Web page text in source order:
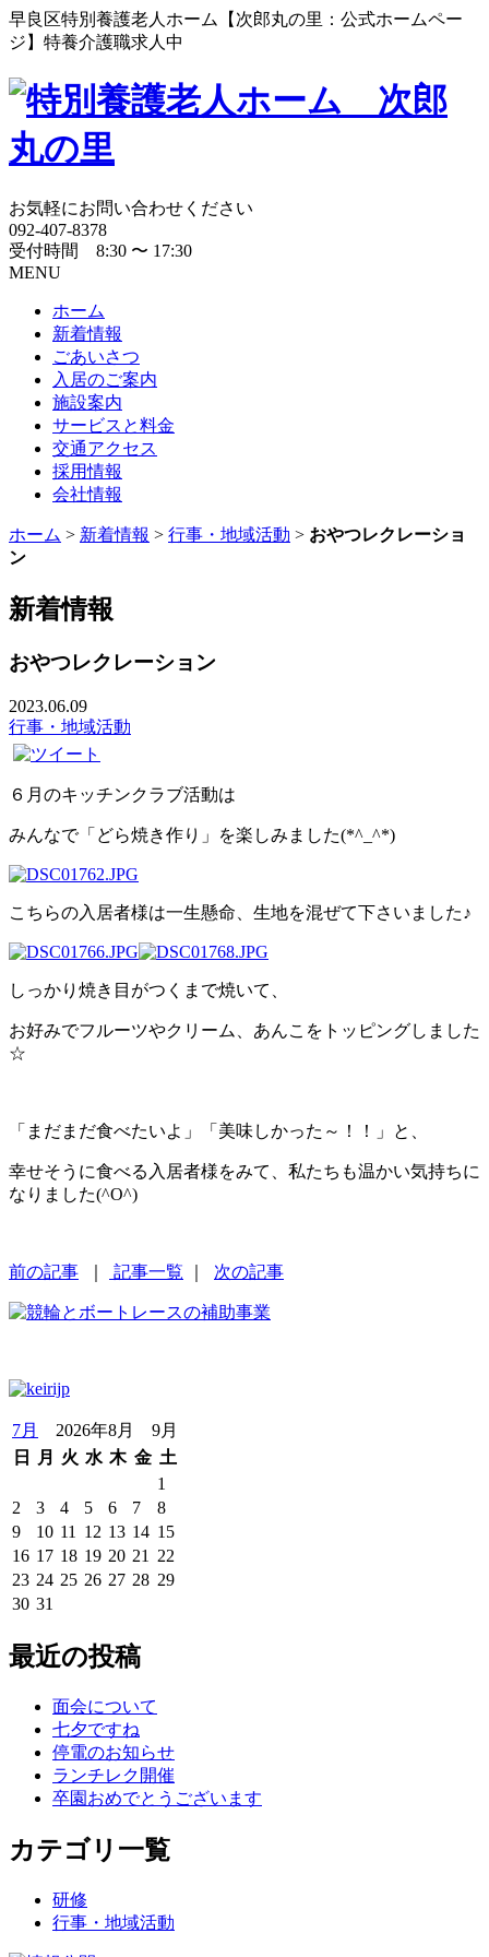
早良区特別養護老人ホーム【次郎丸の里：公式ホームペー
ジ】特養介護職求人中
お気軽にお問い合わせください
092-407-8378
受付時間 8:30 〜 17:30
MENU
ホーム
新着情報
ごあいさつ
入居のご案内
施設案内
サービスと料金
交通アクセス
採用情報
会社情報
ホーム > 新着情報 > 行事・地域活動 > おやつレクレーショ
ン
新着情報
おやつレクレーション
2023.06.09
行事・地域活動
６月のキッチンクラブ活動は
みんなで「どら焼き作り」を楽しみました(*^_^*)
こちらの入居者様は一生懸命、生地を混ぜて下さいました♪
しっかり焼き目がつくまで焼いて、
お好みでフルーツやクリーム、あんこをトッピングしました
☆
「まだまだ食べたいよ」「美味しかった～！！」と、
幸せそうに食べる入居者様をみて、私たちも温かい気持ちに
なりました(^O^)
前の記事 記事一覧 次の記事
7月
2026年8月 9月
日
月 火 水 木 金 土
1
2
3 4 5 6 7
8
9
10 11 12 13 14 15
16 17 18 19 20 21 22
23 24 25 26 27 28 29
30 31
最近の投稿
面会について
七夕ですね
停電のお知らせ
ランチレク開催
卒園おめでとうございます
カテゴリ一覧
研修
行事・地域活動